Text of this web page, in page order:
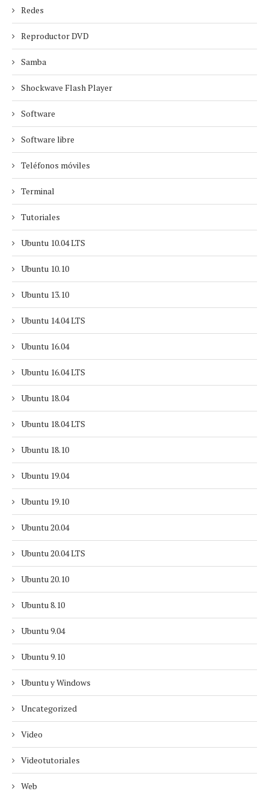
Redes
Reproductor DVD
Samba
Shockwave Flash Player
Software
Software libre
Teléfonos móviles
Terminal
Tutoriales
Ubuntu 10.04 LTS
Ubuntu 10.10
Ubuntu 13.10
Ubuntu 14.04 LTS
Ubuntu 16.04
Ubuntu 16.04 LTS
Ubuntu 18.04
Ubuntu 18.04 LTS
Ubuntu 18.10
Ubuntu 19.04
Ubuntu 19.10
Ubuntu 20.04
Ubuntu 20.04 LTS
Ubuntu 20.10
Ubuntu 8.10
Ubuntu 9.04
Ubuntu 9.10
Ubuntu y Windows
Uncategorized
Video
Videotutoriales
Web